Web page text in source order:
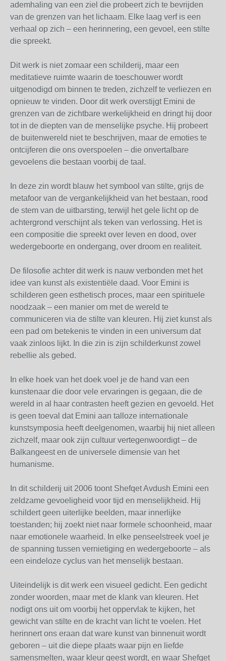
ademhaling van een ziel die probeert zich te bevrijden
van de grenzen van het lichaam. Elke laag verf is een
verhaal op zich – een herinnering, een gevoel, een stilte
die spreekt.
Dit werk is niet zomaar een schilderij, maar een
meditatieve ruimte waarin de toeschouwer wordt
uitgenodigd om binnen te treden, zichzelf te verliezen en
opnieuw te vinden. Door dit werk overstijgt Emini de
grenzen van de zichtbare werkelijkheid en dringt hij door
tot in de diepten van de menselijke psyche. Hij probeert
de buitenwereld niet te beschrijven, maar de emoties te
ontcijferen die ons overspoelen – die onvertalbare
gevoelens die bestaan voorbij de taal.
In deze zin wordt blauw het symbool van stilte, grijs de
metafoor van de vergankelijkheid van het bestaan, rood
de stem van de uitbarsting, terwijl het gele licht op de
achtergrond verschijnt als teken van verlossing. Het is
een compositie die spreekt over leven en dood, over
wedergeboorte en ondergang, over droom en realiteit.
De filosofie achter dit werk is nauw verbonden met het
idee van kunst als existentiële daad. Voor Emini is
schilderen geen esthetisch proces, maar een spirituele
noodzaak – een manier om met de wereld te
communiceren via de stilte van kleuren. Hij ziet kunst als
een pad om betekenis te vinden in een universum dat
vaak zinloos lijkt. In die zin is zijn schilderkunst zowel
rebellie als gebed.
In elke hoek van het doek voel je de hand van een
kunstenaar die door vele ervaringen is gegaan, die de
wereld in al haar contrasten heeft gezien en gevoeld. Het
is geen toeval dat Emini aan talloze internationale
kunstsymposia heeft deelgenomen, waarbij hij niet alleen
zichzelf, maar ook zijn cultuur vertegenwoordigt – de
Balkangeest en de universele dimensie van het
humanisme.
In dit schilderij uit 2006 toont Shefqet Avdush Emini een
zeldzame gevoeligheid voor tijd en menselijkheid. Hij
schildert geen uiterlijke beelden, maar innerlijke
toestanden; hij zoekt niet naar formele schoonheid, maar
naar emotionele waarheid. In elke penseelstreek voel je
de spanning tussen vernietiging en wedergeboorte – als
een eindeloze cyclus van het menselijk bestaan.
Uiteindelijk is dit werk een visueel gedicht. Een gedicht
zonder woorden, maar met de klank van kleuren. Het
nodigt ons uit om voorbij het oppervlak te kijken, het
gewicht van stilte en de kracht van licht te voelen. Het
herinnert ons eraan dat ware kunst van binnenuit wordt
geboren – uit die diepe plaats waar pijn en liefde
samensmelten, waar kleur geest wordt, en waar Shefqet